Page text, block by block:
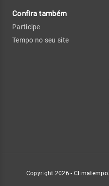
Confira também
Participe
Tempo no seu site
Copyright 2026 -